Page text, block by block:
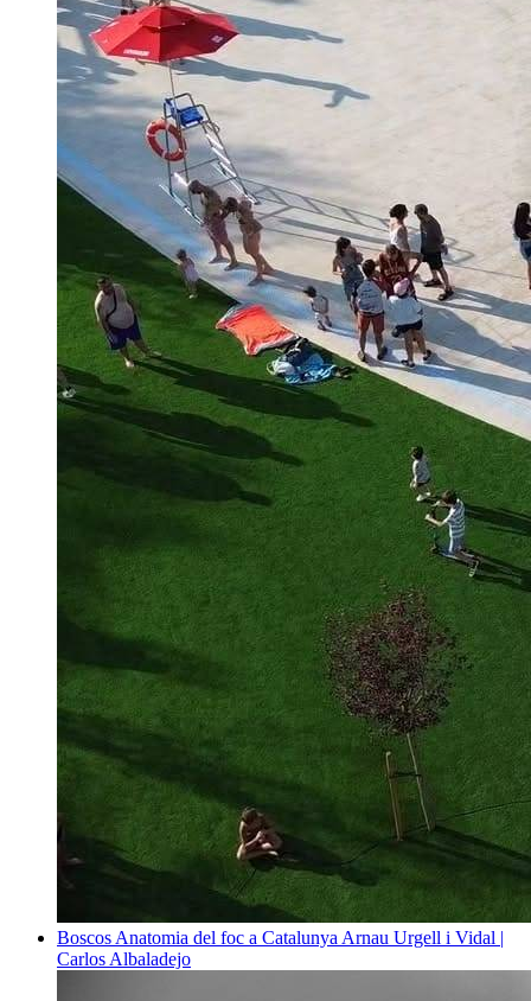
Boscos Anatomia del foc a Catalunya Arnau Urgell i Vidal |
Carlos Albaladejo